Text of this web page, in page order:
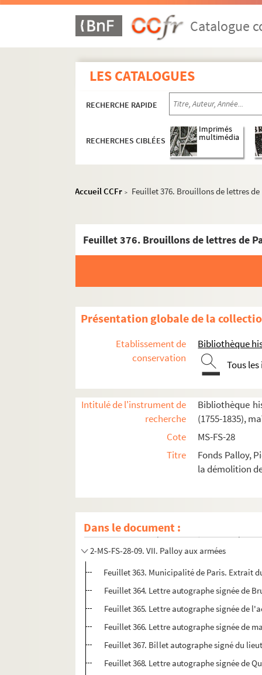
Catalogue
LES CATALOGUES
RECHERCHE RAPIDE
RECHERCHES CIBLÉES
Imprimés
multimédia
Accueil CCFr > Feuillet 376. Brouillons de lettres
Feuillet 376. Brouillons de lettres de
Présentation globale de la
Etablissement de
conservation
Bibliothèque
Tous
Intitulé de l'instrument de
recherche
Bibliothèque
(1755-1835),
Cote
MS-FS-28
Titre
Fonds Palloy,
la démolition
Dans le document :
2-MS-FS-28-01. I. Démolition de la Bastille
2-MS-FS-28-02. II. Correspondance de Palloy
IV. Pierres de la Bastille offertes à des
2-MS-FS-28-06. V. Correspondance avec
VI. Envois à des particuliers, envois de
2-MS-FS-28-09. VII. Palloy aux armées
Feuillet 363. Municipalité de Paris. Extrait
Feuillet 364. Lettre autographe signée de
Feuillet 365. Lettre autographe signée de
Feuillet 366. Lettre autographe signée de
Feuillet 367. Billet autographe signé du
Feuillet 368. Lettre autographe signée de